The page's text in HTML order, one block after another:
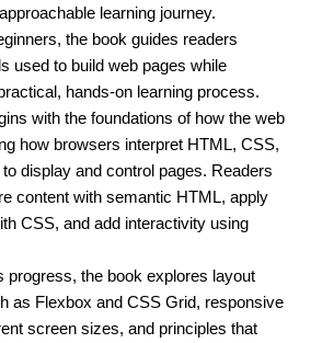
learning journey.
the book guides readers
used to build web pages while
hands-on learning process.
with the foundations of how the web
how browsers interpret HTML, CSS,
display and control pages. Readers
content with semantic HTML, apply
CSS, and add interactivity using
progress, the book explores layout
as Flexbox and CSS Grid, responsive
screen sizes, and principles that